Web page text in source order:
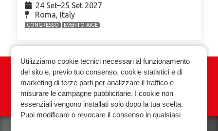
24 Set⁠–25 Set 2027
Roma, Italy
CONGRESSO EVENTO AIGE
Associazione Italiana Ginecologia
Endocrinologica
Privacy policy Cookie policy
Utilizziamo cookie tecnici necessari al funzionamento
del sito e, previo tuo consenso, cookie statistici e di
marketing di terze parti per analizzare il traffico e
misurare le campagne pubblicitarie. I cookie non
essenziali vengono installati solo dopo la tua scelta.
Puoi modificare o revocare il consenso in qualsiasi